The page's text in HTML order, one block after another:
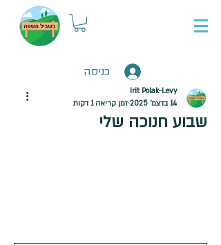
כניסה
שבוע חנוכה שלי
Irit Polak-Levy
14 בדצמ׳ 2025
זמן קריאה 1 דקות